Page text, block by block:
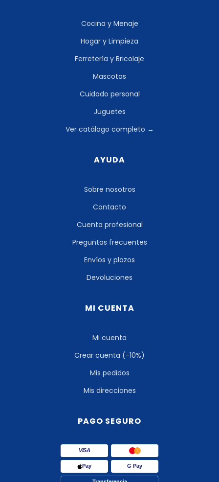
Cocina y Menaje
Hogar y Limpieza
Ferretería y Bricolaje
Mascotas
Cuidado personal
Juguetes
Ver catálogo completo →
AYUDA
Sobre nosotros
Contacto
Cuenta profesional
Preguntas frecuentes
Envíos y plazos
Devoluciones
MI CUENTA
Mi cuenta
Crear cuenta (-10%)
Mis pedidos
Mis direcciones
PAGO SEGURO
VISA
Pay G Pay